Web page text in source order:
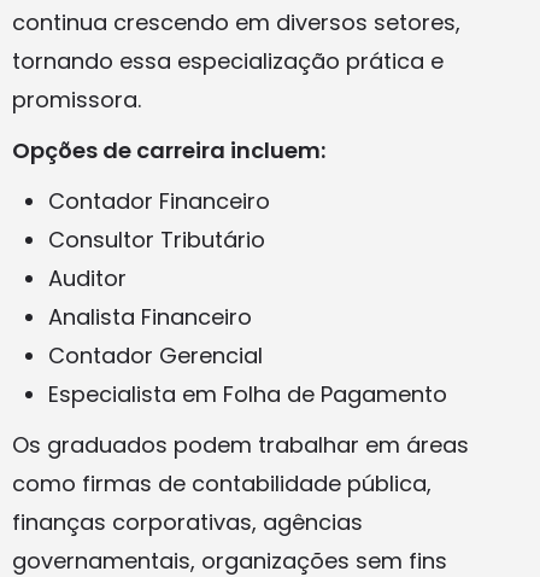
continua crescendo em diversos setores,
tornando essa especialização prática e
promissora.
Opções de carreira incluem:
Contador Financeiro
Consultor Tributário
Auditor
Analista Financeiro
Contador Gerencial
Especialista em Folha de Pagamento
Os graduados podem trabalhar em áreas
como firmas de contabilidade pública,
finanças corporativas, agências
governamentais, organizações sem fins